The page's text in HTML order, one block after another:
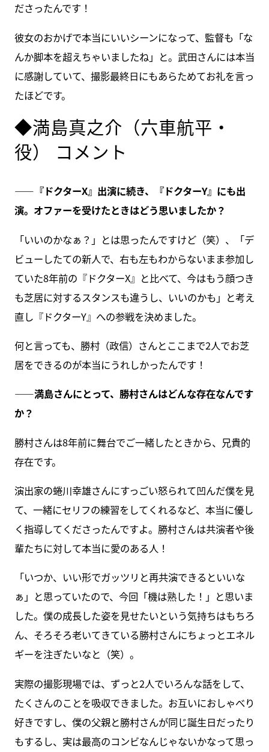
ださったんです！
彼女のおかげで本当にいいシーンになって、監督も「な
んか脚本を超えちゃいましたね」と。武田さんには本当
に感謝していて、撮影最終日にもあらためてお礼を言っ
たほどです。
◆満島真之介（六車航平・
役） コメント
――『ドクターX』出演に続き、『ドクターY』にも出
演。オファーを受けたときはどう思いましたか？
「いいのかなぁ？」とは思ったんですけど（笑）、「デ
ビューしたての新人で、右も左もわからないまま参加し
ていた8年前の『ドクターX』と比べて、今はもう顔つき
も芝居に対するスタンスも違うし、いいのかも」と考え
直し『ドクターY』への参戦を決めました。
何と言っても、勝村（政信）さんとここまで2人でお芝
居をできるのが本当にうれしかったんです！
――満島さんにとって、勝村さんはどんな存在なんです
か？
勝村さんは8年前に舞台でご一緒したときから、兄貴的
存在です。
演出家の蜷川幸雄さんにすっごい怒られて凹んだ僕を見
て、一緒にセリフの練習をしてくれるなど、本当に優し
く指導してくださったんですよ。勝村さんは共演者や後
輩たちに対して本当に愛のある人！
「いつか、いい形でガッツリと再共演できるといいな
ぁ」と思っていたので、今回「機は熟した！」と思いま
した。僕の成長した姿を見せたいという気持ちはもちろ
ん、そろそろ老いてきている勝村さんにちょっとエネル
ギーを注ぎたいなと（笑）。
実際の撮影現場では、ずっと2人でいろんな話をして、
たくさんのことを吸収できました。お互いにおしゃべり
好きですし、僕の父親と勝村さんが同じ誕生日だったり
もするし、実は最高のコンビなんじゃないかなって思っ